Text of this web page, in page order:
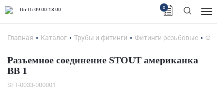
Пн-Пт 09:00-18:00 0
Главная Каталог Трубы и фитинги Фитинги резьбовые
Разъемное соединение STOUT американка
ВB 1
SFT-0033-000001